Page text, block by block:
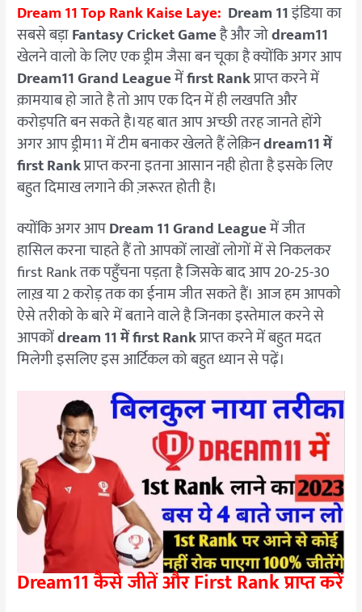
Dream 11 Top Rank Kaise Laye: Dream 11इंडिया का
सबसे बड़ाFantasy Cricket Gameहै और जोdream11
खेलने वालो के लिए एक ड्रीम जैसा बन चूका है क्योंकि अगर आप
Dream11 Grand Leagueमेंfirst Rankप्राप्त करने में
क़ामयाब हो जाते है तो आप एक दिन में ही लखपति और
करोड़पति बन सकते है।यह बात आप अच्छी तरह जानते होंगे
अगर आप ड्रीम11 में टीम बनाकर खेलते हैं लेक़िनdream11 में
first Rankप्राप्त करना इतना आसान नही होता है इसके लिए
बहुत दिमाख लगाने की ज़रूरत होती है।
क्योंकि अगर आपDream 11 Grand Leagueमें जीत
हासिल करना चाहते हैं तो आपकों लाखों लोगों में से निकलकर
first Rank तक पहुँचना पड़ता है जिसके बाद आप 20-25-30
लाख़ या 2 करोड़ तक का ईनाम जीत सकते हैं।आज हम आपको
ऐसे तरीको के बारे में बताने वाले है जिनका इस्तेमाल करने से
आपकोंdream 11 में first Rankप्राप्त करने में बहुत मदत
मिलेगी इसलिए इस आर्टिकल को बहुत ध्यान से पढ़ें।
Dream11 कैसे जीतें और First Rank प्राप्त करें
तक
नहीं
जीते
तो
ये
तरीका
अपनाये